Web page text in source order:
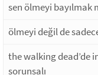
sen ölmeyi bayılmak
ölmeyi değil de
the walking dead’de
sorunsalı